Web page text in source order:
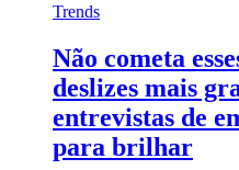
Trends
Não cometa
deslizes mais
entrevistas de
para brilhar